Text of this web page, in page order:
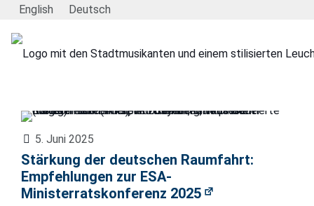
English Deutsch
5. Juni 2025
Stärkung der deutschen Raumfahrt:
Empfehlungen zur ESA-
Ministerratskonferenz 2025